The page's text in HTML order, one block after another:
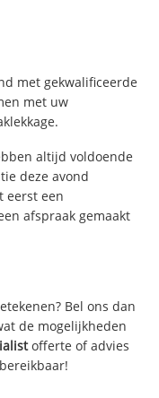
met gekwalificeerde
met uw
altijd voldoende
deze avond
eerst een
afspraak gemaakt
Bel ons dan
de mogelijkheden
offerte of advies